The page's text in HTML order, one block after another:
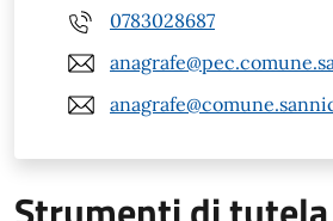
0783028687